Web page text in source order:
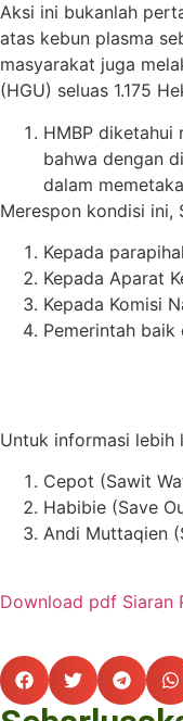
Aksi ini bukanlah
atas kebun plasma
masyarakat juga
(HGU) seluas 1.175
HMBP diketahui
bahwa dengan
dalam
Merespon kondisi ini,
Kepada
Kepada Aparat
Kepada Komisi
Pemerintah
Untuk informasi lebih
Cepot (Sawit
Habibie (Save
Andi Muttaqien
Download pdf Siaran